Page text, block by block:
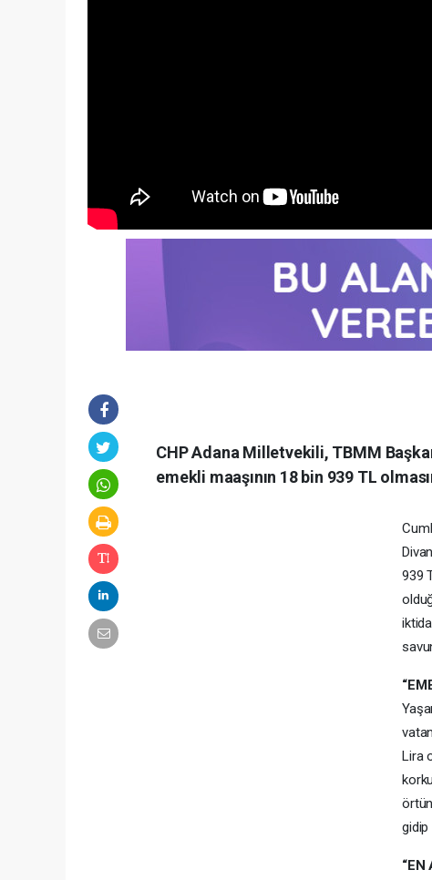
CHP Adana Milletvekili, TBMM
emekli maaşının 18 bin 939 TL
939
Lira
gidip
“EN